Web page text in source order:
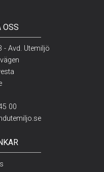
OSS
- Avd. Utemiljö
00